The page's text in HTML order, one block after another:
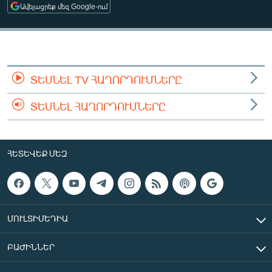
ՄԻՋԱԶԳԱՅԻՆ
ՄՇԱԿՈՒՅԹ
ՄԵԿՆԱԲԱՆՈՒԹՅՈՒՆ
ՏՏ ԵՒ ԻՆՏԵՐՆԵՏ
ԿՈՐՈՆԱՎԻՐՈՒՍ
ԱՐԽԻՎ
ԲԱՆԱՎԵՃ
ՁԳՏԵԼՈՎ ԼԱՎԱԳՈՒՅՆԻՆ
Հայերեն
Ավելացրեք մեզ Google-ում
ՏԵՍՆԵԼ TV ՀԱՂՈՐԴՈՒՄՆԵՐԸ
ՏԵՍՆԵԼ ՀԱՂՈՐԴՈՒՄՆԵՐԸ
ՀԵՏԵՎԵՔ ՄԵԶ
ՄՈՒԼՏԻՄԵԴԻԱ
ԲԱԺԻՆՆԵՐ